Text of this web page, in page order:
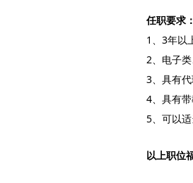
任职要求：
1、3年以
2、电子
3、具有代
4、具有
5、可以适
以上职位